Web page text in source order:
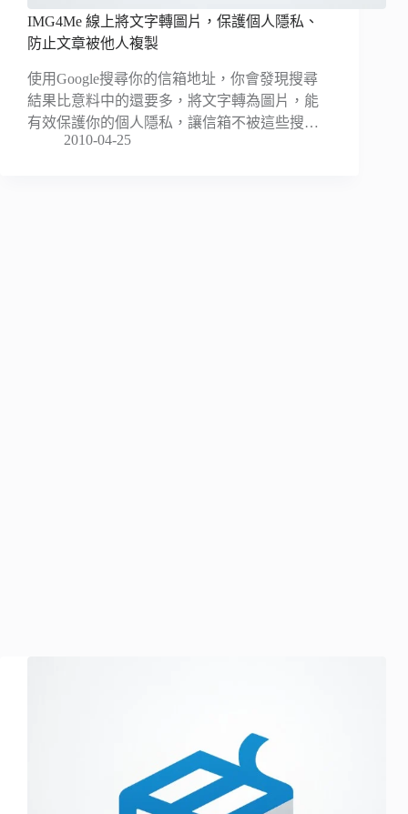
IMG4Me 線上將文字轉圖片，保護個人隱私、
防止文章被他人複製
使用Google搜尋你的信箱地址，你會發現搜尋
結果比意料中的還要多，將文字轉為圖片，能
有效保護你的個人隱私，讓信箱不被這些搜…
2010-04-25